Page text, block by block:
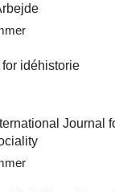
idéhistorie
Journal